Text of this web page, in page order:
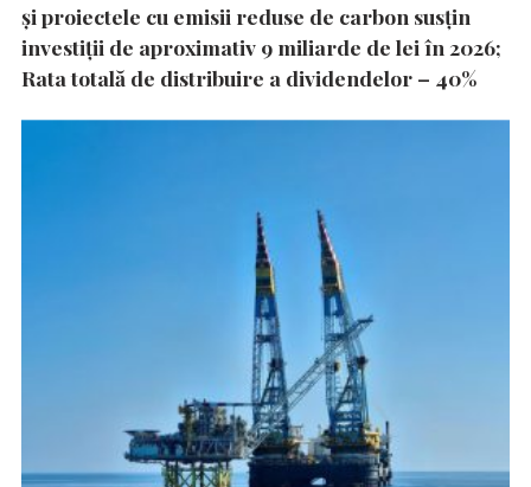
și proiectele cu emisii reduse de carbon susțin
investiții de aproximativ 9 miliarde de lei în 2026;
Rata totală de distribuire a dividendelor – 40%